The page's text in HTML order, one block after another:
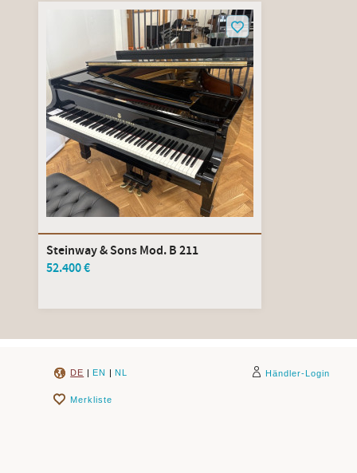
Steinway & Sons Mod. B 211
52.400 €
DE | EN | NL Händler-Login
Merkliste